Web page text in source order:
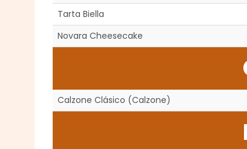
Tarta Biella
Novara Cheesecake
Calzone Clásico (Calzone)